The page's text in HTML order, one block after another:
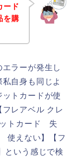
ード
を購
ラーが発生し
自身も同じよ
トカードが使
レアベル クレ
ットカード 失
使えない】【フ
という感じで検